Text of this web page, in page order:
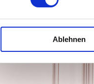
Ablehnen